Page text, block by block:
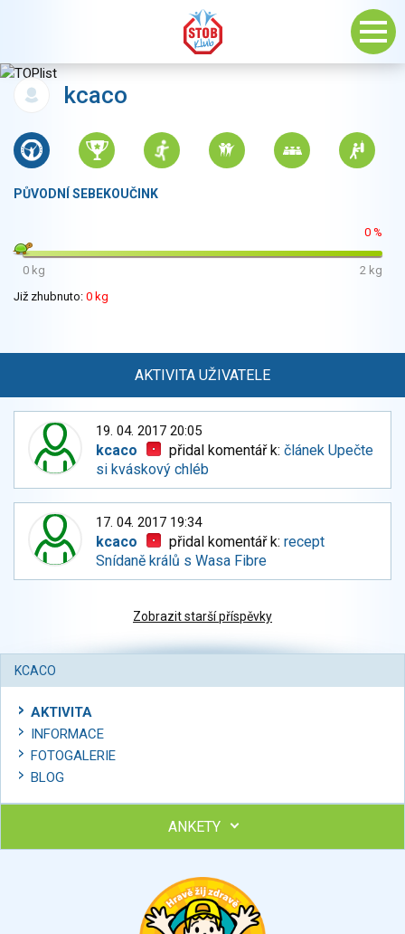
kcaco
PŮVODNÍ SEBEKOUČINK
0 %
0 kg
2 kg
Již zhubnuto: 0 kg
AKTIVITA UŽIVATELE
19. 04. 2017 20:05
kcaco přidal komentář k:článek Upečte
si kváskový chléb
17. 04. 2017 19:34
kcaco přidal komentář k:recept
Snídaně králů s Wasa Fibre
Zobrazit starší příspěvky
KCACO
AKTIVITA
INFORMACE
FOTOGALERIE
BLOG
ANKETY